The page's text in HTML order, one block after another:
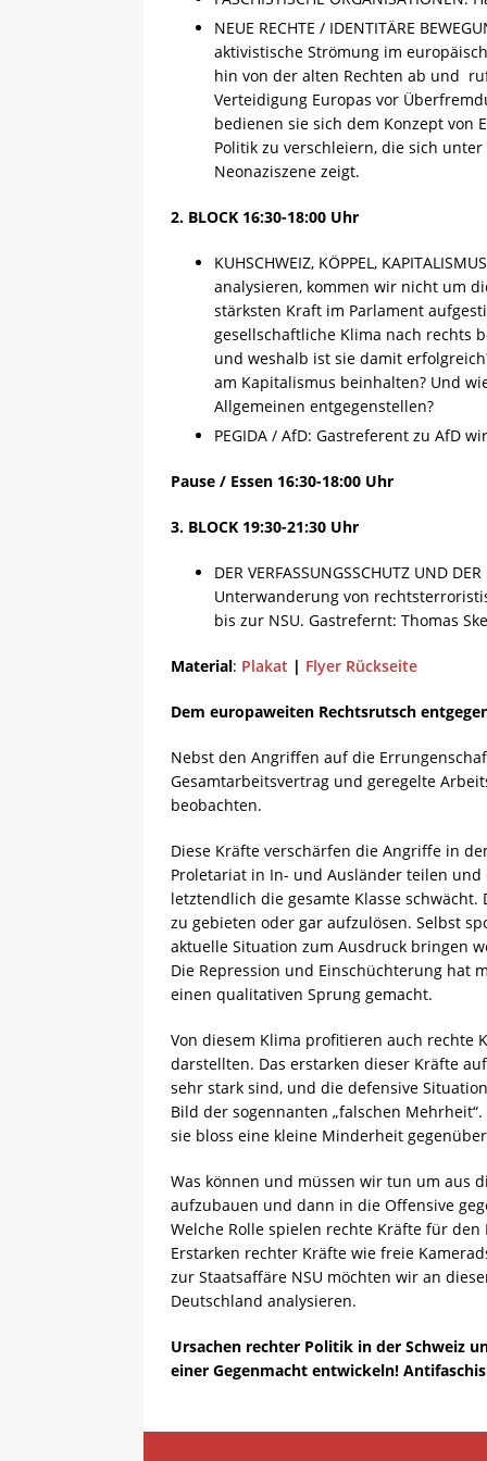
NEUE RECHTE / IDENTITÄRE
aktivistische Strömung im
hin von der alten Rechten ab und
Verteidigung Europas vor
bedienen sie sich dem Konzept
Politik zu verschleiern, die sich
Neonaziszene zeigt.
2. BLOCK 16:30-18:00 Uhr
KUHSCHWEIZ, KÖPPEL,
analysieren, kommen wir nicht um
stärksten Kraft im Parlament
gesellschaftliche Klima nach rechts
und weshalb ist sie damit
am Kapitalismus beinhalten? Und
Allgemeinen entgegenstellen?
PEGIDA / AfD: Gastreferent zu AfD
Pause / Essen 16:30-18:00 Uhr
3. BLOCK 19:30-21:30 Uhr
DER VERFASSUNGSSCHUTZ UND
Unterwanderung von
bis zur NSU. Gastrefernt: Thomas
Material: Plakat | Flyer Rückseite
Dem europaweiten Rechtsrutsch
Nebst den Angriffen auf die
Gesamtarbeitsvertrag und geregelte
beobachten.
Diese Kräfte verschärfen die Angriffe in
Proletariat in In- und Ausländer teilen
letztendlich die gesamte Klasse
zu gebieten oder gar aufzulösen. Selbst
aktuelle Situation zum Ausdruck bringen
Die Repression und Einschüchterung hat
einen qualitativen Sprung gemacht.
Von diesem Klima profitieren auch rechte
darstellten. Das erstarken dieser Kräfte
sehr stark sind, und die defensive
Bild der sogennanten „falschen
sie bloss eine kleine Minderheit
Was können und müssen wir tun um aus
aufzubauen und dann in die Offensive
Welche Rolle spielen rechte Kräfte für
Erstarken rechter Kräfte wie freie
zur Staatsaffäre NSU möchten wir an
Deutschland analysieren.
Ursachen rechter Politik in der Schweiz
einer Gegenmacht entwickeln!